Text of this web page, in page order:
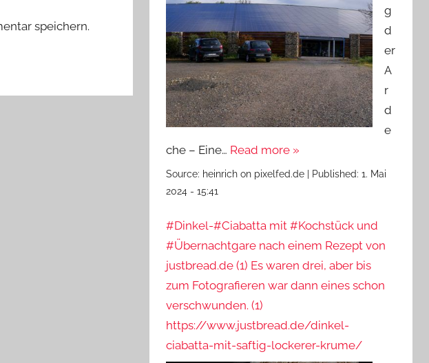
speichern.
g
d
er
A
r
d
e
che – Eine… Read more »
Source: heinrich on pixelfed.de | Published:1. Mai
2024 - 15:41
#Dinkel-#Ciabatta mit #Kochstück und
#Übernachtgare nach einem Rezept von
justbread.de (1) Es waren drei, aber bis
zum Fotografieren war dann eines schon
verschwunden. (1)
https://www.justbread.de/dinkel-
ciabatta-mit-saftig-lockerer-krume/